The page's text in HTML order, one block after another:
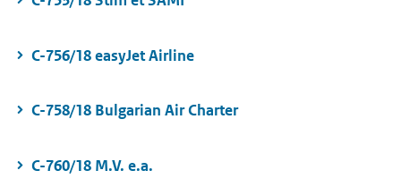
C-756/18 easyJet Airline
C-758/18 Bulgarian Air Charter
C-760/18 M.V. e.a.